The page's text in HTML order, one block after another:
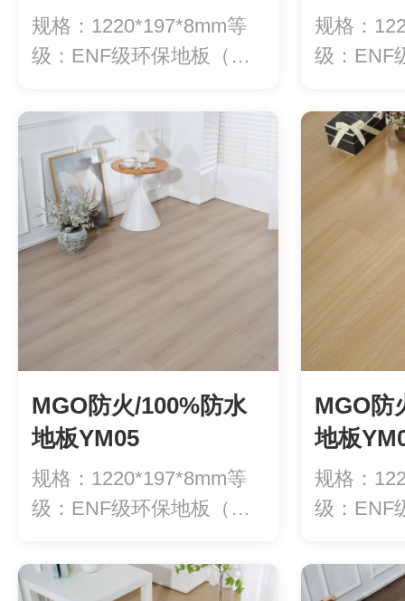
规格：1220*197*8mm等
级：ENF级环保地板（甲
规格：
级：ENF
MGO防火/100%防水
地板YM05
规格：1220*197*8mm等
级：ENF级环保地板（甲
MGO防
地板
规格：
级：ENF